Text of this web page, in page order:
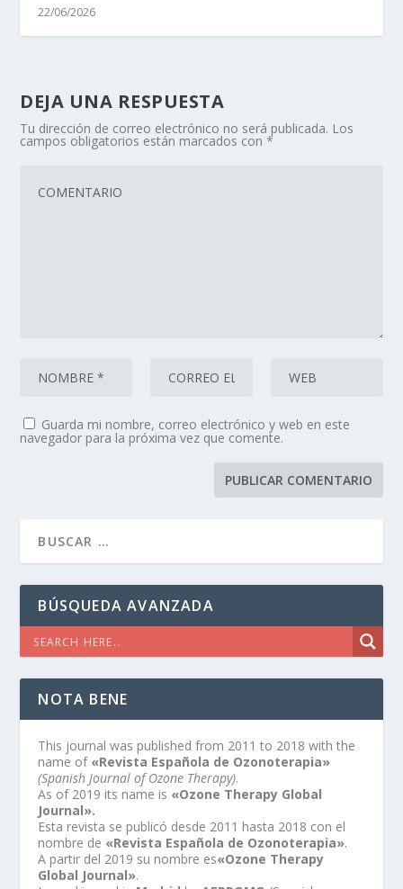
22/06/2026
DEJA UNA RESPUESTA
Tu dirección de correo electrónico no será publicada. Los
campos obligatorios están marcados con*
Guarda mi nombre, correo electrónico y web en este
navegador para la próxima vez que comente.
BÚSQUEDA AVANZADA
NOTA BENE
This journal was published from 2011 to 2018 with the
name of «Revista Española de Ozonoterapia»
(Spanish Journal of Ozone Therapy).
As of 2019 its name is «Ozone Therapy Global
Journal».
Esta revista se publicó desde 2011 hasta 2018 con el
nombre de «Revista Española de Ozonoterapia».
A partir del 2019 su nombre es«Ozone Therapy
Global Journal».